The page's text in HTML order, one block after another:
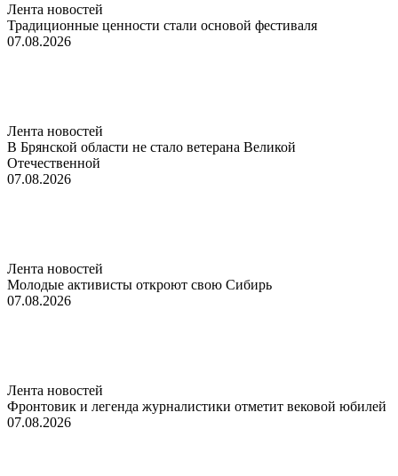
Лента новостей
Традиционные ценности стали основой фестиваля
07.08.2026
Лента новостей
В Брянской области не стало ветерана Великой
Отечественной
07.08.2026
Лента новостей
Молодые активисты откроют свою Сибирь
07.08.2026
Лента новостей
Фронтовик и легенда журналистики отметит вековой юбилей
07.08.2026